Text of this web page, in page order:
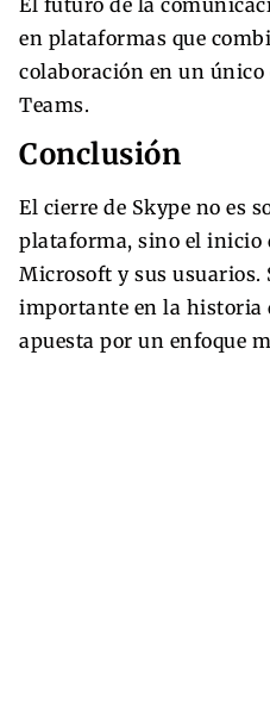
en plataformas que
colaboración en un único
Teams.
Conclusión
El cierre de Skype no es
plataforma, sino el inicio
Microsoft y sus usuarios.
importante en la historia
apuesta por un enfoque